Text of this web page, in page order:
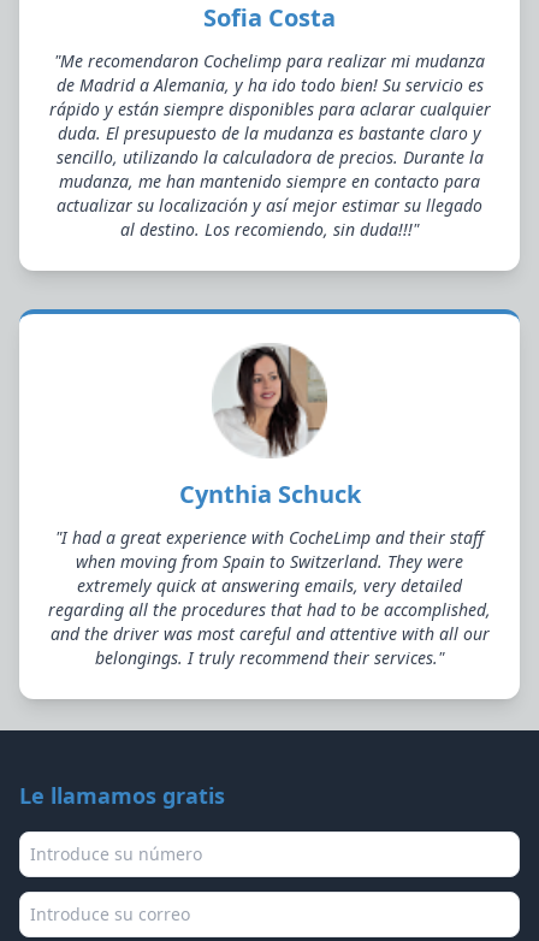
Sofia Costa
"Me recomendaron Cochelimp para realizar mi mudanza
de Madrid a Alemania, y ha ido todo bien! Su servicio es
rápido y están siempre disponibles para aclarar cualquier
duda. El presupuesto de la mudanza es bastante claro y
sencillo, utilizando la calculadora de precios. Durante la
mudanza, me han mantenido siempre en contacto para
actualizar su localización y así mejor estimar su llegado
al destino. Los recomiendo, sin duda!!!"
Cynthia Schuck
"I had a great experience with CocheLimp and their staff
when moving from Spain to Switzerland. They were
extremely quick at answering emails, very detailed
regarding all the procedures that had to be accomplished,
and the driver was most careful and attentive with all our
belongings. I truly recommend their services."
Le llamamos gratis
Teléfono
Correo